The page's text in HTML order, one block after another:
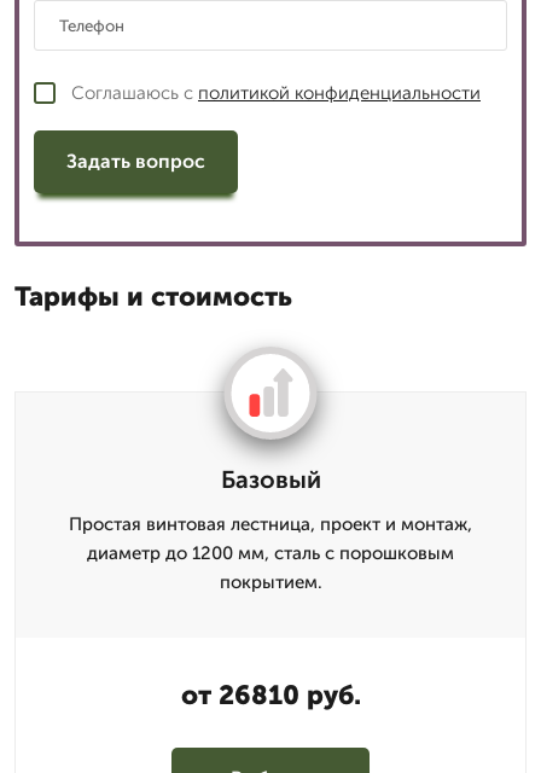
Соглашаюсь с политикой конфиденциальности
Задать вопрос
Тарифы и стоимость
Базовый
Простая винтовая лестница, проект и монтаж,
диаметр до 1200 мм, сталь с порошковым
покрытием.
от 26810 руб.